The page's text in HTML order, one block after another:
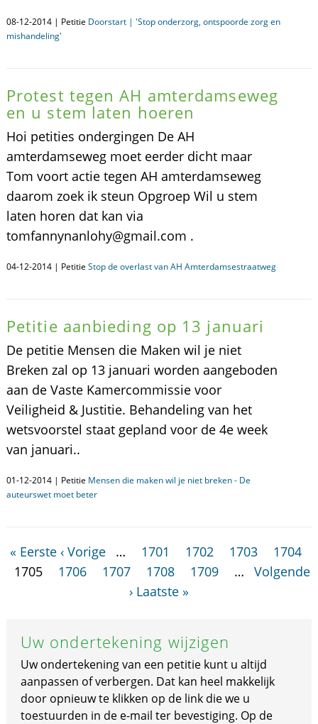
08-12-2014 | Petitie Doorstart | 'Stop onderzorg, ontspoorde zorg en
mishandeling'
Protest tegen AH amterdamseweg
en u stem laten hoeren
Hoi petities ondergingen De AH
amterdamseweg moet eerder dicht maar
Tom voort actie tegen AH amterdamseweg
daarom zoek ik steun Opgroep Wil u stem
laten horen dat kan via
tomfannynanlohy@gmail.com .
04-12-2014 | Petitie Stop de overlast van AH Amterdamsestraatweg
Petitie aanbieding op 13 januari
De petitie Mensen die Maken wil je niet
Breken zal op 13 januari worden aangeboden
aan de Vaste Kamercommissie voor
Veiligheid & Justitie. Behandeling van het
wetsvoorstel staat gepland voor de 4e week
van januari..
01-12-2014 | Petitie Mensen die maken wil je niet breken - De
auteurswet moet beter
« Eerste ‹ Vorige … 1701 1702 1703
1704
1705
1706 1707 1708 1709 …
Volgende
› Laatste »
Uw ondertekening wijzigen
Uw ondertekening van een petitie kunt u altijd
aanpassen of verbergen. Dat kan heel makkelijk
door opnieuw te klikken op de link die we u
toestuurden in de e-mail ter bevestiging. Op de